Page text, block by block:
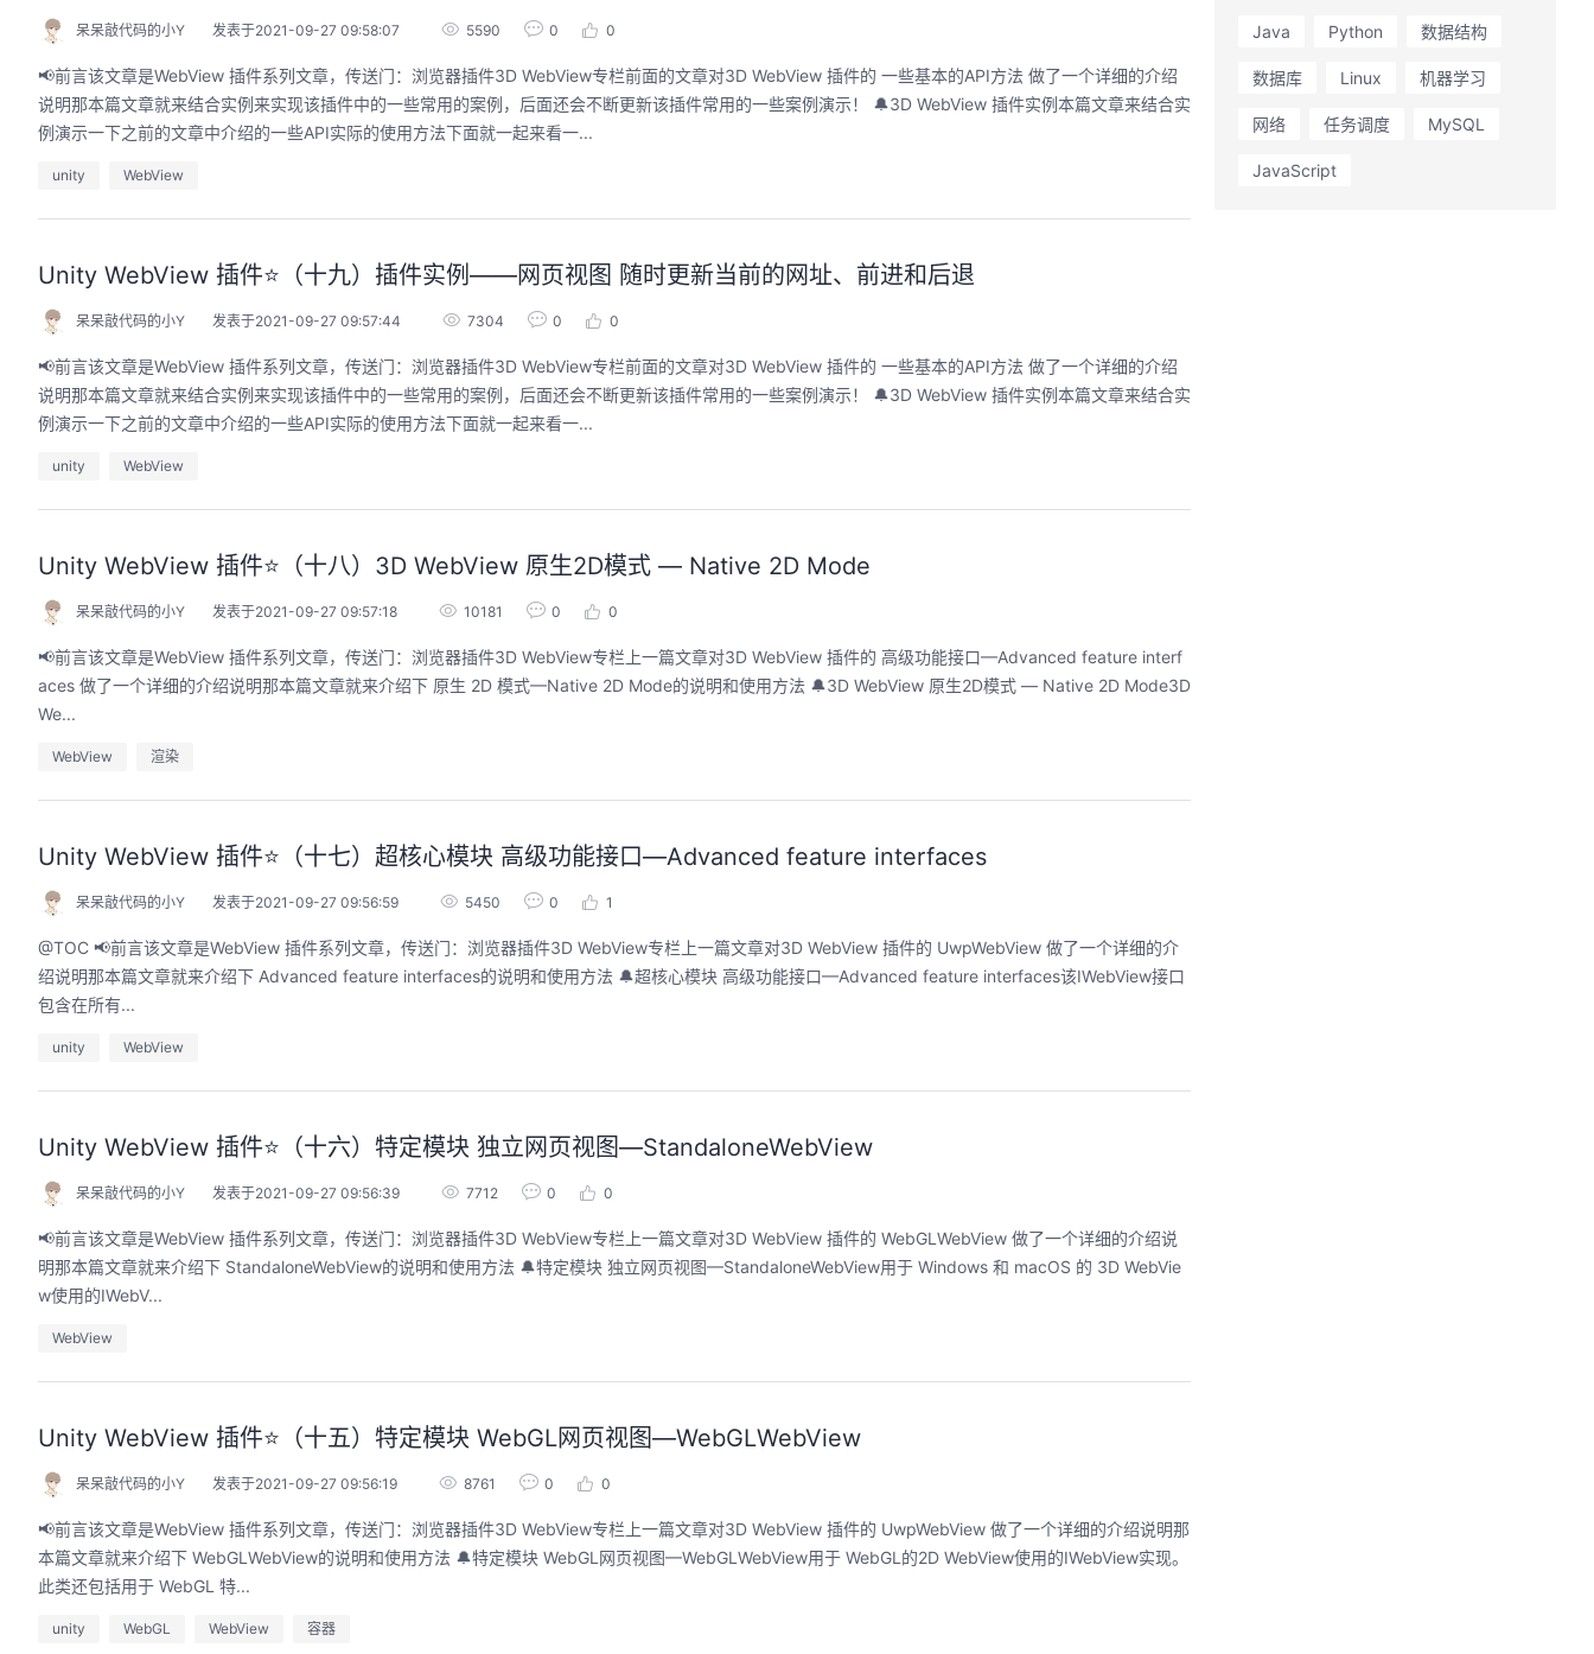
呆呆敲代码的小Y 发表于2021-09-27 09:58:07 5590 0 0
📢前言该文章是WebView 插件系列文章，传送门：浏览器插件3D WebView专栏前面的文章对3D WebView 插件的 一些基本的API方法 做了一个详细的介绍
说明那本篇文章就来结合实例来实现该插件中的一些常用的案例，后面还会不断更新该插件常用的一些案例演示！ 🔔3D WebView 插件实例本篇文章来结合实
例演示一下之前的文章中介绍的一些API实际的使用方法下面就一起来看一...
unity WebView
Unity WebView 插件⭐️（十九）插件实例——网页视图 随时更新当前的网址、前进和后退
呆呆敲代码的小Y 发表于2021-09-27 09:57:44 7304 0 0
📢前言该文章是WebView 插件系列文章，传送门：浏览器插件3D WebView专栏前面的文章对3D WebView 插件的 一些基本的API方法 做了一个详细的介绍
说明那本篇文章就来结合实例来实现该插件中的一些常用的案例，后面还会不断更新该插件常用的一些案例演示！ 🔔3D WebView 插件实例本篇文章来结合实
例演示一下之前的文章中介绍的一些API实际的使用方法下面就一起来看一...
unity WebView
Unity WebView 插件⭐️（十八）3D WebView 原生2D模式 — Native 2D Mode
呆呆敲代码的小Y 发表于2021-09-27 09:57:18 10181 0 0
📢前言该文章是WebView 插件系列文章，传送门：浏览器插件3D WebView专栏上一篇文章对3D WebView 插件的 高级功能接口—Advanced feature interf
aces 做了一个详细的介绍说明那本篇文章就来介绍下 原生 2D 模式—Native 2D Mode的说明和使用方法 🔔3D WebView 原生2D模式 — Native 2D Mode3D
We...
WebView 渲染
Unity WebView 插件⭐️（十七）超核心模块 高级功能接口—Advanced feature interfaces
呆呆敲代码的小Y 发表于2021-09-27 09:56:59 5450 0 1
@TOC 📢前言该文章是WebView 插件系列文章，传送门：浏览器插件3D WebView专栏上一篇文章对3D WebView 插件的 UwpWebView 做了一个详细的介
绍说明那本篇文章就来介绍下 Advanced feature interfaces的说明和使用方法 🔔超核心模块 高级功能接口—Advanced feature interfaces该IWebView接口
包含在所有...
unity WebView
Unity WebView 插件⭐️（十六）特定模块 独立网页视图—StandaloneWebView
呆呆敲代码的小Y 发表于2021-09-27 09:56:39 7712 0 0
📢前言该文章是WebView 插件系列文章，传送门：浏览器插件3D WebView专栏上一篇文章对3D WebView 插件的 WebGLWebView 做了一个详细的介绍说
明那本篇文章就来介绍下 StandaloneWebView的说明和使用方法 🔔特定模块 独立网页视图—StandaloneWebView用于 Windows 和 macOS 的 3D WebVie
w使用的IWebV...
WebView
Unity WebView 插件⭐️（十五）特定模块 WebGL网页视图—WebGLWebView
呆呆敲代码的小Y 发表于2021-09-27 09:56:19 8761 0 0
📢前言该文章是WebView 插件系列文章，传送门：浏览器插件3D WebView专栏上一篇文章对3D WebView 插件的 UwpWebView 做了一个详细的介绍说明那
本篇文章就来介绍下 WebGLWebView的说明和使用方法 🔔特定模块 WebGL网页视图—WebGLWebView用于 WebGL的2D WebView使用的IWebView实现。
此类还包括用于 WebGL 特...
unity WebGL WebView 容器
Java Python 数据结构
数据库 Linux 机器学习
网络 任务调度 MySQL
JavaScript